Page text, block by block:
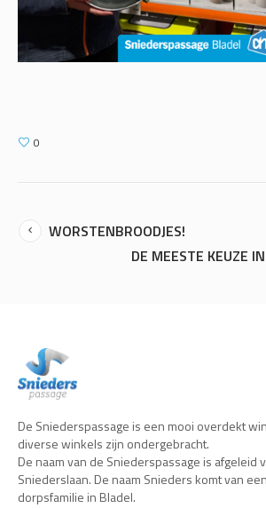
0
WORSTENBROODJES!
DE MEESTE KEUZE
De Sniederspassage is een mooi overdekt
diverse winkels zijn ondergebracht.
De naam van de Sniederspassage is afgeleid
Sniederslaan. De naam Snieders komt van
dorpsfamilie in Bladel.